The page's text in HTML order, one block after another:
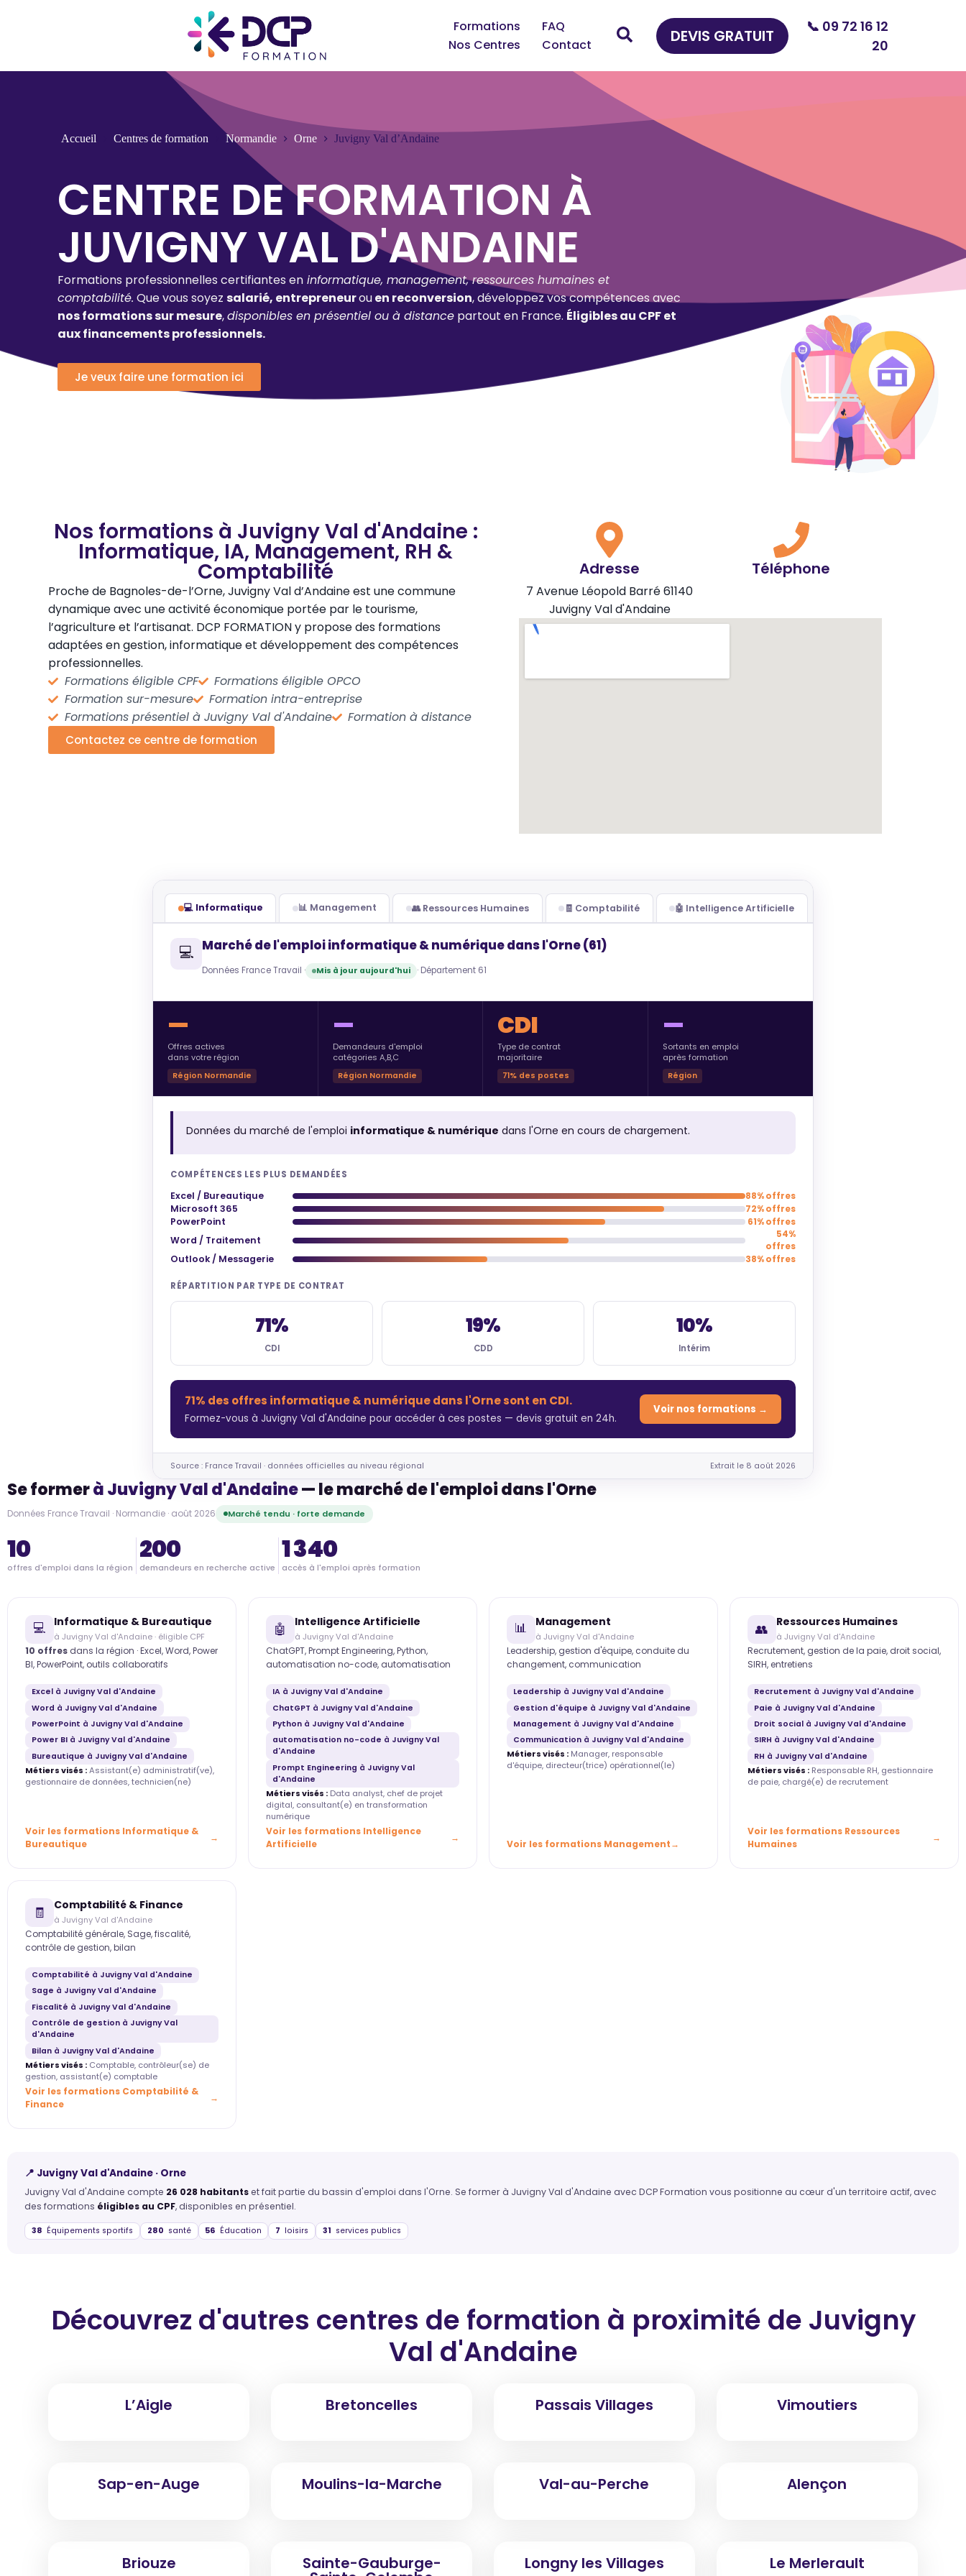
Formations
FAQ
Nos Centres
Contact DEVIS GRATUIT
📞 09 72 16 12
20
Accueil Centres de formation Normandie Orne Juvigny Val d’Andaine
CENTRE DE FORMATION À
JUVIGNY VAL D'ANDAINE
Formations professionnelles certifiantes en informatique, management, ressources humaines et
comptabilité. Que vous soyez salarié, entrepreneurouen reconversion, développez vos compétences avec
nos formations sur mesure,disponibles en présentiel ou à distance partout en France. Éligibles au CPF et
aux financements professionnels.
Je veux faire une formation ici
Nos formations à Juvigny Val d'Andaine :
Informatique, IA, Management, RH &
Comptabilité
Proche de Bagnoles-de-l’Orne, Juvigny Val d’Andaine est une commune
dynamique avec une activité économique portée par le tourisme,
l’agriculture et l’artisanat. DCP FORMATION y propose des formations
adaptées en gestion, informatique et développement des compétences
professionnelles.
Formations éligible CPF
Formations éligible OPCO
Formation sur-mesure
Formation intra-entreprise
Formations présentiel à Juvigny Val d'Andaine
Formation à distance
Contactez ce centre de formation
Adresse
7 Avenue Léopold Barré 61140
Juvigny Val d'Andaine
Téléphone
💻 Informatique 📊 Management 👥 Ressources Humaines 🧾 Comptabilité 🤖 Intelligence Artificielle
💻 Marché de l'emploi informatique & numérique dans l'Orne (61)
Données France Travail · Mis à jour aujourd'hui · Département 61
—
Offres actives
dans votre région
Région Normandie
—
Demandeurs d'emploi
catégories A,B,C
Région Normandie
CDI
Type de contrat
majoritaire
71% des postes
—
Sortants en emploi
après formation
Région
Données du marché de l'emploi informatique & numérique dans l'Orne en cours de chargement.
COMPÉTENCES LES PLUS DEMANDÉES
Excel / Bureautique 88% offres
Microsoft 365 72% offres
PowerPoint 61% offres
Word / Traitement
54%
offres
Outlook / Messagerie 38% offres
RÉPARTITION PAR TYPE DE CONTRAT
71%
CDI
19%
CDD
10%
Intérim
71% des offres informatique & numérique dans l'Orne sont en CDI.
Formez-vous à Juvigny Val d'Andaine pour accéder à ces postes — devis gratuit en 24h.
Voir nos formations →
Source : France Travail · données officielles au niveau régional Extrait le 8 août 2026
Se formerà Juvigny Val d'Andaine— le marché de l'emploi dans l'Orne
Données France Travail · Normandie · août 2026 Marché tendu · forte demande
10
offres d'emploi dans la région
200
demandeurs en recherche active
1 340
accès à l'emploi après formation
💻 Informatique & Bureautique
à Juvigny Val d'Andaine · éligible CPF
10 offres dans la région · Excel, Word, Power
BI, PowerPoint, outils collaboratifs
Excel à Juvigny Val d'Andaine
Word à Juvigny Val d'Andaine
PowerPoint à Juvigny Val d'Andaine
Power BI à Juvigny Val d'Andaine
Bureautique à Juvigny Val d'Andaine
Métiers visés :Assistant(e) administratif(ve),
gestionnaire de données, technicien(ne)
Voir les formations Informatique &
Bureautique
🤖 Intelligence Artificielle
à Juvigny Val d'Andaine
ChatGPT, Prompt Engineering, Python,
automatisation no-code, automatisation
IA à Juvigny Val d'Andaine
ChatGPT à Juvigny Val d'Andaine
Python à Juvigny Val d'Andaine
automatisation no-code à Juvigny Val
d'Andaine
Prompt Engineering à Juvigny Val
d'Andaine
Métiers visés : Data analyst, chef de projet
digital, consultant(e) en transformation
numérique
Voir les formations Intelligence
Artificielle
📊 Management
à Juvigny Val d'Andaine
Leadership, gestion d'équipe, conduite du
changement, communication
Leadership à Juvigny Val d'Andaine
Gestion d'équipe à Juvigny Val d'Andaine
Management à Juvigny Val d'Andaine
Communication à Juvigny Val d'Andaine
Métiers visés : Manager, responsable
d'équipe, directeur(trice) opérationnel(le)
Voir les formations Management
👥 Ressources Humaines
à Juvigny Val d'Andaine
Recrutement, gestion de la paie, droit social,
SIRH, entretiens
Recrutement à Juvigny Val d'Andaine
Paie à Juvigny Val d'Andaine
Droit social à Juvigny Val d'Andaine
SIRH à Juvigny Val d'Andaine
RH à Juvigny Val d'Andaine
Métiers visés : Responsable RH, gestionnaire
de paie, chargé(e) de recrutement
Voir les formations Ressources
Humaines
🧾 Comptabilité & Finance
à Juvigny Val d'Andaine
Comptabilité générale, Sage, fiscalité,
contrôle de gestion, bilan
Comptabilité à Juvigny Val d'Andaine
Sage à Juvigny Val d'Andaine
Fiscalité à Juvigny Val d'Andaine
Contrôle de gestion à Juvigny Val
d'Andaine
Bilan à Juvigny Val d'Andaine
Métiers visés : Comptable, contrôleur(se) de
gestion, assistant(e) comptable
Voir les formations Comptabilité &
Finance
📍 Juvigny Val d'Andaine · Orne
Juvigny Val d'Andaine compte 26 028 habitantset fait partie du bassin d'emploi dans l'Orne. Se former à Juvigny Val d'Andaine avec DCP Formation vous positionne au cœur d'un territoire actif, avec
des formations éligibles au CPF, disponibles en présentiel.
38 Équipements sportifs 280 santé 56 Éducation 7 loisirs 31 services publics
Découvrez d'autres centres de formation à proximité de Juvigny
Val d'Andaine
L’Aigle Bretoncelles Passais Villages Vimoutiers
Sap-en-Auge Moulins-la-Marche Val-au-Perche Alençon
Briouze Sainte-Gauburge- Longny les Villages Le Merlerault